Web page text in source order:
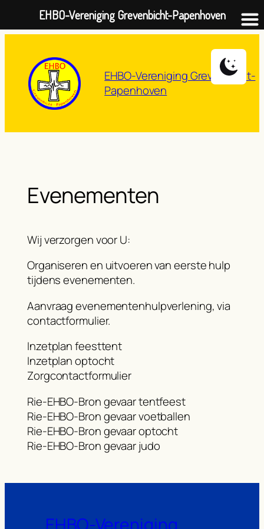
inhoud
EHBO-Vereniging Grevenbicht-
Papenhoven
Evenementen
Wij verzorgen voor U:
Organiseren en uitvoeren van eerste hulp
tijdens evenementen.
Aanvraag evenementenhulpverlening, via
contactformulier.
Inzetplan feesttent
Inzetplan optocht
Zorgcontactformulier
Rie-EHBO-Bron gevaar tentfeest
Rie-EHBO-Bron gevaar voetballen
Rie-EHBO-Bron gevaar optocht
Rie-EHBO-Bron gevaar judo
EHBO-Vereniging Grevenbicht-Papenhoven